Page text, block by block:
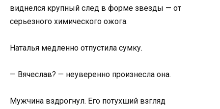
виднелся крупный след в форме звезды — от
серьезного химического ожога.
Наталья медленно отпустила сумку.
— Вячеслав? — неуверенно произнесла она.
Мужчина вздрогнул. Его потухший взгляд